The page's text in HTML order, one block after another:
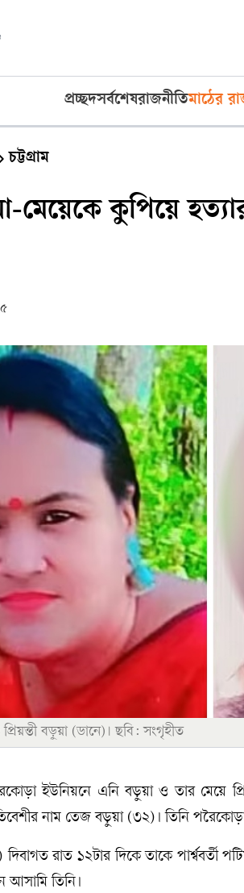
প্রচ্ছদসর্বশেষরাজনীতিমাঠের
চট্টগ্রাম
কুপিয়ে হত্যার
বড়ুয়া (ডানে)। ছবি: সংগৃহীত
ইউনিয়নে এনি বড়ুয়া ও তার মেয়ে
নাম তেজ বড়ুয়া (৩২)। তিনি
রাত ১২টার দিকে তাকে পার্শ্ববর্তী
আসামি তিনি।